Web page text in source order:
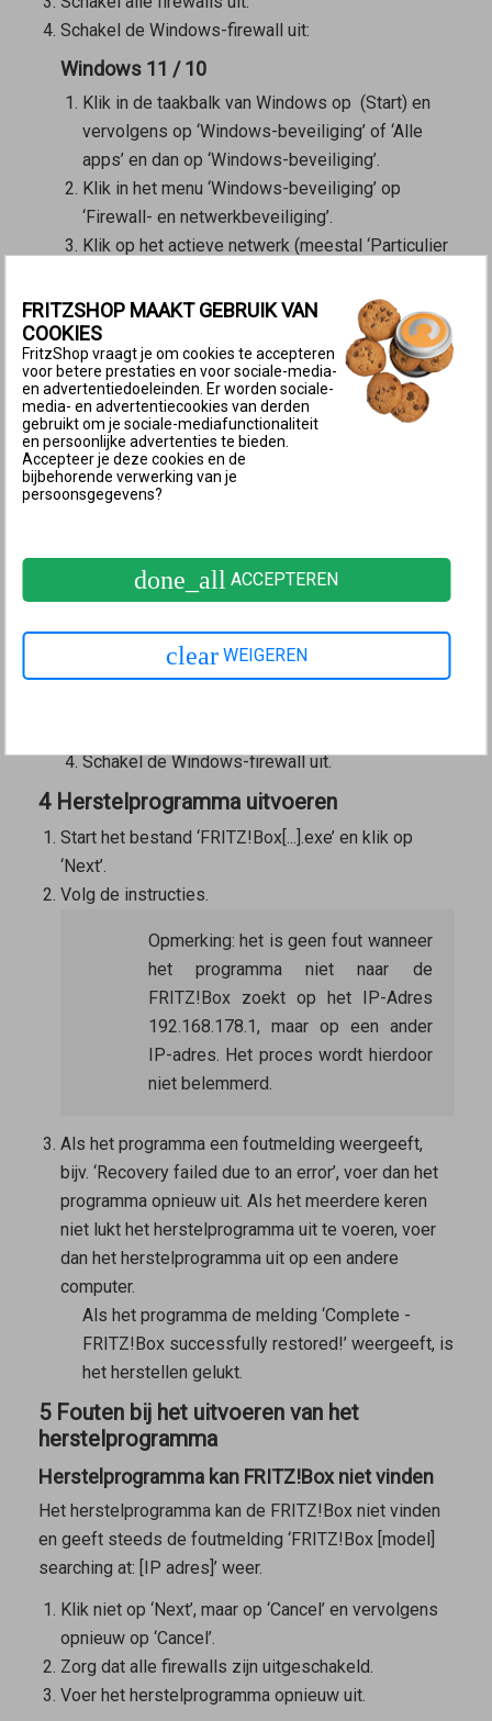
Schakel de Windows-firewall uit:
Windows 11 / 10
Klik in de taakbalk van Windows op (Start) en
vervolgens op ‘Windows-beveiliging’ of ‘Alle
apps’ en dan op ‘Windows-beveiliging’.
Klik in het menu ‘Windows-beveiliging’ op
‘Firewall- en netwerkbeveiliging’.
Klik op het actieve netwerk (meestal ‘Particulier
Schakel de Microsoft Defender Firewall uit.
Windows 8
Druk de toetscombinatie Windows-toets+ X in
en klik in het contextmenu op
‘Configuratiescherm’.
Selecteer ‘Systeem en beveiliging’ en
vervolgens ‘Windows Firewall’.
Windows 7
Klik in Windows op ‘Start’ en vervolgens op
Selecteer rechtsboven onder ‘Weergeven op’ de
optie ‘Categorie’ ().
Schakel de Windows-firewall uit.
4 Herstelprogramma uitvoeren
Start het bestand ‘FRITZ!Box[...].exe’ en klik op
‘Next’.
Volg de instructies.
Opmerking: het isgeen fout wanneer
het programma niet naar de
FRITZ!Box zoekt op het IP-Adres
192.168.178.1, maar op een ander
IP-adres. Het proces wordt hierdoor
niet belemmerd.
Als het programma een foutmelding weergeeft,
bijv. ‘Recovery failed due to an error’, voer dan het
programma opnieuw uit. Als het meerdere keren
niet lukt het herstelprogramma uit te voeren, voer
dan het herstelprogramma uit op een andere
computer.
Als het programma de melding ‘Complete -
FRITZ!Box successfully restored!’ weergeeft, is
het herstellen gelukt.
5 Fouten bij het uitvoeren van het
herstelprogramma
Herstelprogramma kan FRITZ!Box niet vinden
Het herstelprogramma kan de FRITZ!Box niet vinden
en geeft steeds de foutmelding ‘FRITZ!Box [model]
searching at: [IP adres]’ weer.
Klik nietop ‘Next’, maar op ‘Cancel’ en vervolgens
opnieuw op ‘Cancel’.
Zorg dat alle firewalls zijn uitgeschakeld.
Voer het herstelprogramma opnieuw uit.
FRITZSHOP MAAKT GEBRUIK VAN
COOKIES
FritzShop vraagt je om cookies te accepteren
voor betere prestaties en voor sociale-media-
en advertentiedoeleinden. Er worden sociale-
media- en advertentiecookies van derden
gebruikt om je sociale-mediafunctionaliteit
en persoonlijke advertenties te bieden.
Accepteer je deze cookies en de
bijbehorende verwerking van je
persoonsgegevens?
done_all ACCEPTEREN
clear WEIGEREN